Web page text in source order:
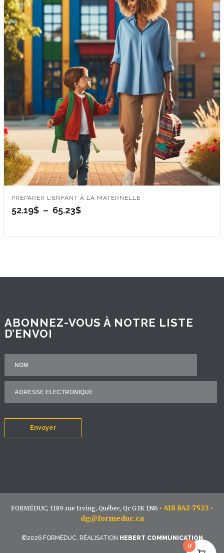
PRÉPARER L’ENFANT À LA MATERNELLE
52.19$ – 65.23$Plage
ABONNEZ-VOUS À NOTRE LISTE
D’ENVOI
Envoyer
FORMÉDUC, 1189 rue Irving, Québec, Qc G3K 1N6 • 418 842-7523 •
dg@formeduc.ca
©2026 FORMÉDUC. RÉALISATION HEBERT COMMUNICATION
0